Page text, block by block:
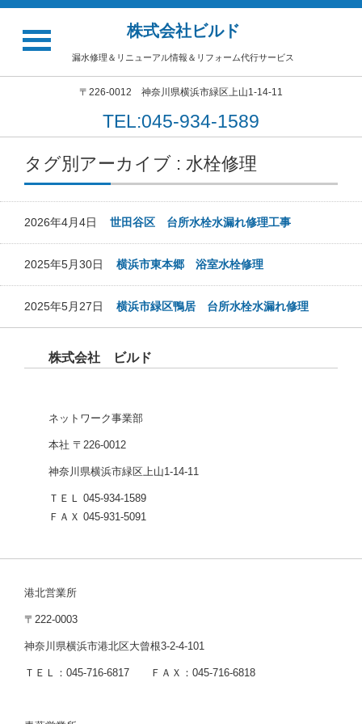
株式会社ビルド
漏水修理＆リニューアル情報＆リフォーム代行サービス
〒226-0012 神奈川県横浜市緑区上山1-14-11
TEL:045-934-1589
タグ別アーカイブ : 水栓修理
2026年4月4日 世田谷区 台所水栓水漏れ修理工事
2025年5月30日 横浜市東本郷 浴室水栓修理
2025年5月27日 横浜市緑区鴨居 台所水栓水漏れ修理
株式会社 ビルド
ネットワーク事業部
本社 〒226-0012
神奈川県横浜市緑区上山1-14-11
ＴＥＬ 045-934-1589
ＦＡＸ 045-931-5091
港北営業所
〒222-0003
神奈川県横浜市港北区大曾根3-2-4-101
ＴＥＬ：045-716-6817 ＦＡＸ：045-716-6818